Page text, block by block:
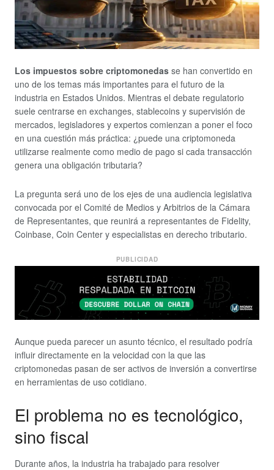
Los impuestos sobre criptomonedas se han convertido en
uno de los temas más importantes para el futuro de la
industria en Estados Unidos. Mientras el debate regulatorio
suele centrarse en exchanges, stablecoins y supervisión de
mercados, legisladores y expertos comienzan a poner el foco
en una cuestión más práctica: ¿puede una criptomoneda
utilizarse realmente como medio de pago si cada transacción
genera una obligación tributaria?
La pregunta será uno de los ejes de una audiencia legislativa
convocada por el Comité de Medios y Arbitrios de la Cámara
de Representantes, que reunirá a representantes de Fidelity,
Coinbase, Coin Center y especialistas en derecho tributario.
PUBLICIDAD
Aunque pueda parecer un asunto técnico, el resultado podría
influir directamente en la velocidad con la que las
criptomonedas pasan de ser activos de inversión a convertirse
en herramientas de uso cotidiano.
El problema no es tecnológico,
sino fiscal
Durante años, la industria ha trabajado para resolver